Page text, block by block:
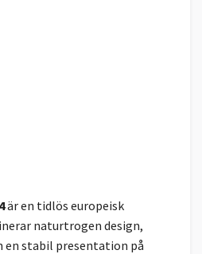
är en tidlös europeisk
naturtrogen design,
stabil presentation på